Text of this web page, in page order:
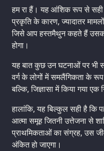
हम रा हैं। यह आंशिक रूप से सही
प्रकृति के कारण, ज्यादातर
जिसे आप हस्तमैथुन कहते हैं
होगा।
यह बात कुछ उन घटनाओं पर भी
वर्ग के लोगों में समलैंगिकता के
बल्कि, जिज्ञासा में किया गया एक
हालांकि, यह बिल्कुल सही है कि
आत्मा समूह जितनी उत्तेजना से
प्राथमिकताओं का संग्रह, उस
अंकित हो जाएगा।